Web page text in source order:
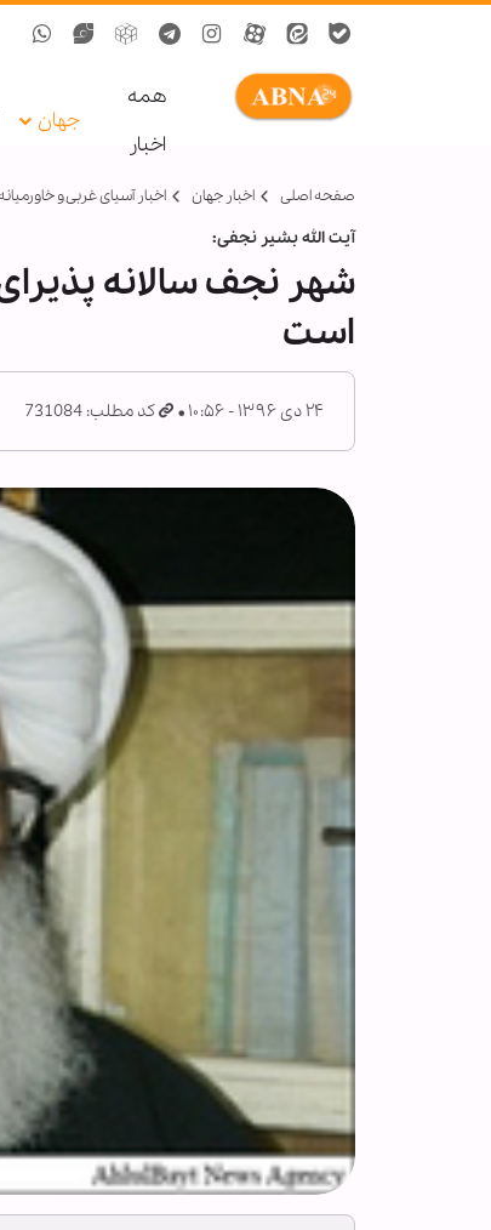
همه
اخبار
جهان
صفحه اصلی اخبار جهان اخبار آسیای غربی و
آیت الله بشیر نجفی:
شهر نجف سالانه
است
۲۴ دی ۱۳۹۶ - ۱۰:۵۶ کد مطلب: 731084